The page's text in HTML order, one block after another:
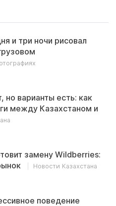
и три ночи рисовал
но варианты есть: как
между Казахстаном и
замену Wildberries:
Новости Казахстана
поведение